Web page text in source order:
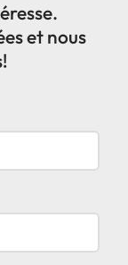
et nous